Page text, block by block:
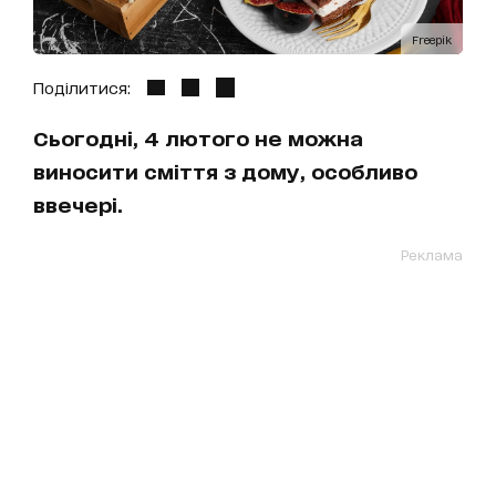
Freepik
Поділитися:
Сьогодні, 4 лютого не можна
виносити сміття з дому, особливо
ввечері.
Реклама